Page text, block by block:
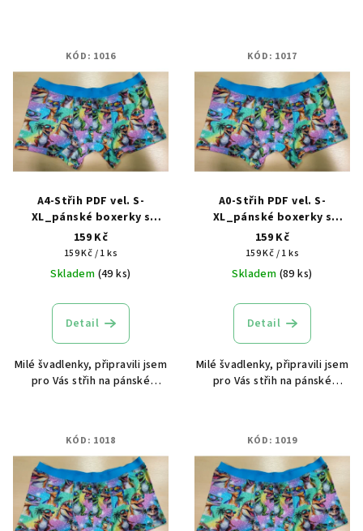
A4-Střih PDF vel. S-
XL_pánské boxerky s
našívací gumou
159 Kč
Měrná
cena:
159 Kč / 1 ks
Skladem (49 ks)
Detail
Milé švadlenky, připravili jsem
pro Vás střih na pánské
verzi.
KÓD: 1016
A0-Střih PDF vel. S-
XL_pánské boxerky s
našívací gumou
159 Kč
Měrná
cena:
159 Kč / 1 ks
Skladem (89 ks)
Detail
Milé švadlenky, připravili jsem
pro Vás střih na pánské
verzi.
KÓD: 1017
KÓD: 1018 KÓD: 1019